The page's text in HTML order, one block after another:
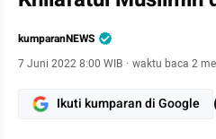
kumparanNEWS
7 Juni 2022 8:00 WIB · waktu baca 2
Ikuti kumparan di Google